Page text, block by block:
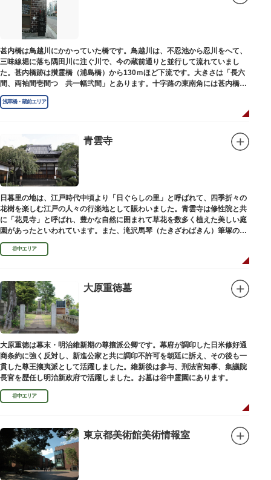
甚内橋は鳥越川にかかっていた橋です。鳥越川は、不忍池から忍川をへて、
三味線堀に落ち隅田川に注ぐ川で、今の蔵前通りと並行して流れていまし
た。甚内橋跡は攅霊橋（浦島橋）から130ｍほど下流です。大きさは「長六
間、両袖間壱間つゞ共一幅弐間」とあります。十字路の東南角には甚内橋跡
の石碑があります。
浅草橋・蔵前エリア
青雲寺
日暮里の地は、江戸時代中頃より「日ぐらしの里」と呼ばれて、四季折々の
花樹を楽しむ江戸の人々の行楽地として賑わいました。青雲寺は修性院と共
に「花見寺」と呼ばれ、豊かな自然に囲まれて草花を数多く植えた美しい庭
園があったといわれています。また、滝沢馬琴（たきざわばきん）筆塚の碑
があります。
谷中エリア
大原重徳墓
大原重徳は幕末・明治維新期の尊攘派公卿です。幕府が調印した日米修好通
商条約に強く反対し、新進公家と共に調印不許可を朝廷に訴え、その後も一
貫した尊王攘夷派として活躍しました。維新後は参与、刑法官知事、集議院
長官を歴任し明治新政府で活躍しました。お墓は谷中霊園にあります。
谷中エリア
東京都美術館美術情報室